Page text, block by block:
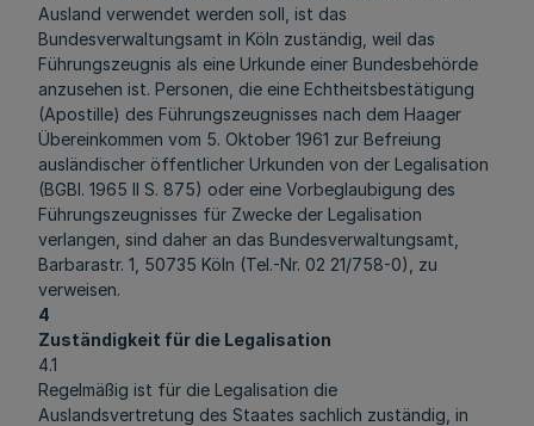
Ausland verwendet werden soll, ist das
Bundesverwaltungsamt in Köln zuständig, weil das
Führungszeugnis als eine Urkunde einer Bundesbehörde
anzusehen ist. Personen, die eine Echtheitsbestätigung
(Apostille) des Führungszeugnisses nach dem Haager
Übereinkommen vom 5. Oktober 1961 zur Befreiung
ausländischer öffentlicher Urkunden von der Legalisation
(BGBl. 1965 II S. 875) oder eine Vorbeglaubigung des
Führungszeugnisses für Zwecke der Legalisation
verlangen, sind daher an das Bundesverwaltungsamt,
Barbarastr. 1, 50735 Köln (Tel.-Nr. 02 21/758-0), zu
verweisen.
4
Zuständigkeit für die Legalisation
4.1
Regelmäßig ist für die Legalisation die
Auslandsvertretung des Staates sachlich zuständig, in